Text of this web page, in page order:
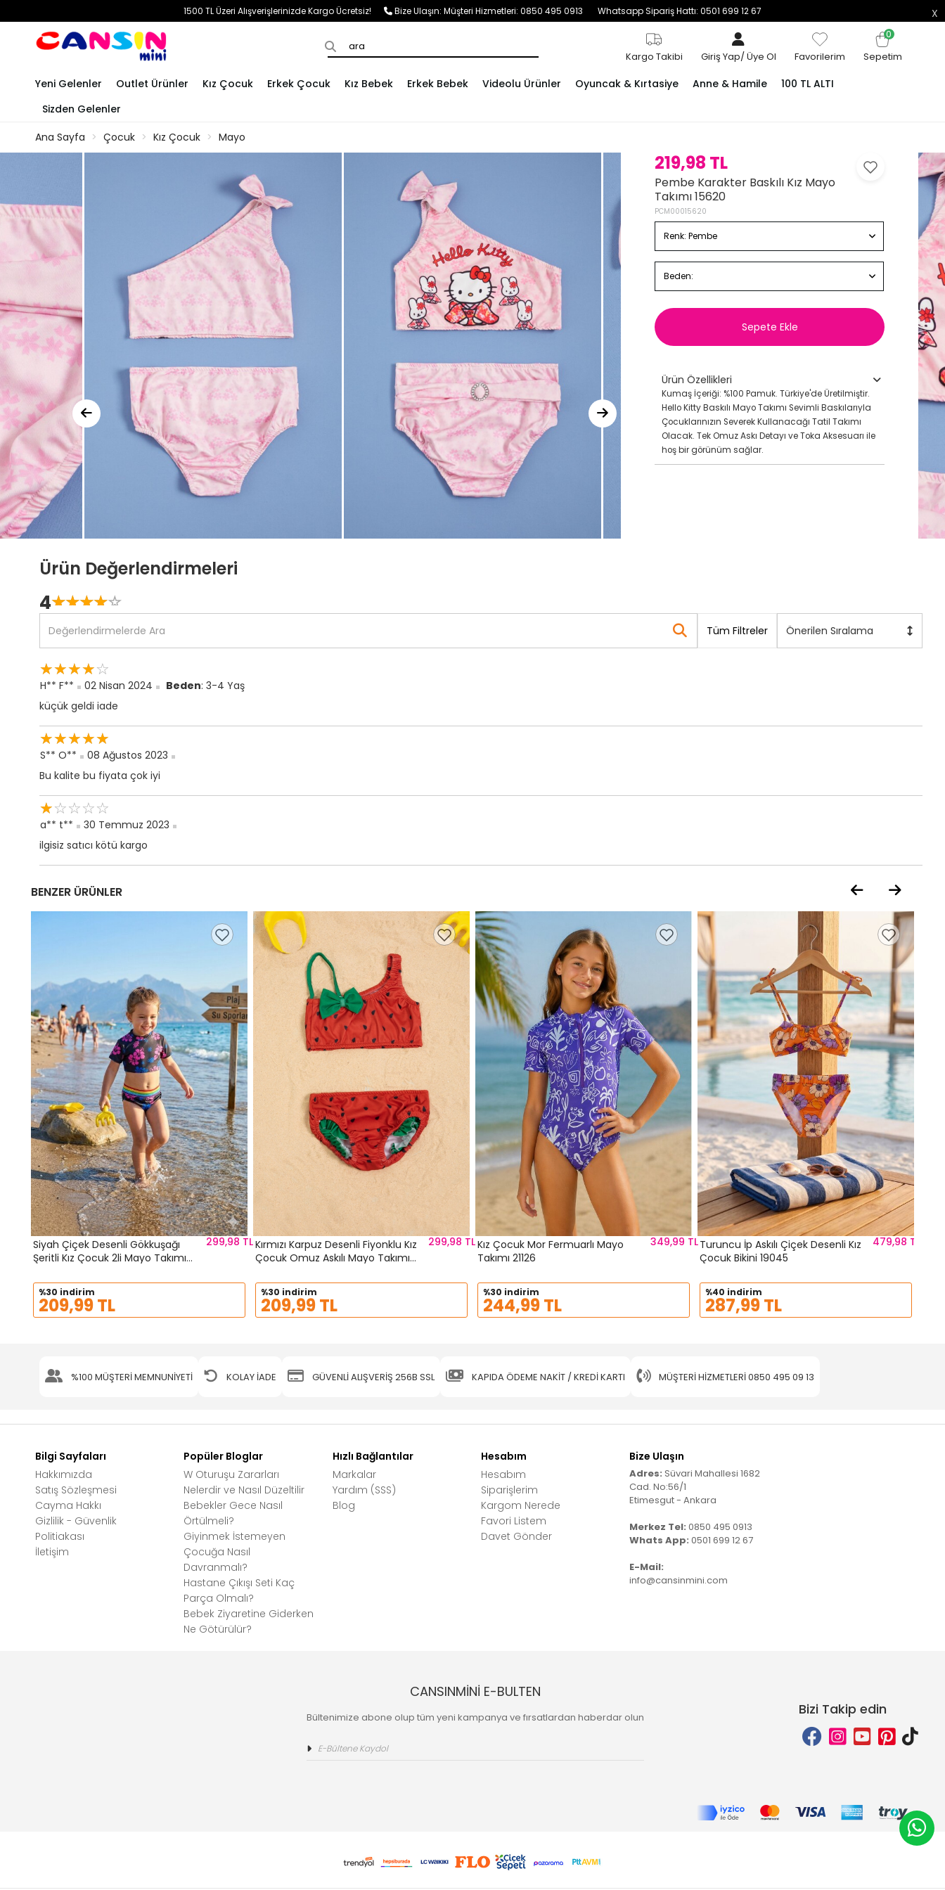
1500 TL Üzeri Alışverişlerinizde Kargo Ücretsiz! Bize Ulaşın: Müşteri Hizmetleri: 0850 495 0913 Whatsapp Sipariş Hattı: 0501 699 12 67
Kargo Takibi Giriş Yap/Üye Ol Favorilerim
0
Sepetim
Yeni Gelenler Outlet Ürünler Kız Çocuk Erkek Çocuk Kız Bebek Erkek Bebek Videolu Ürünler Oyuncak & Kırtasiye Anne & Hamile
100 TL ALTI
Sizden Gelenler
Ana Sayfa
Çocuk Kız Çocuk Mayo
219,98 TL
Pembe Karakter Baskılı Kız Mayo
Takımı 15620
PCM00015620
Renk:Pembe
Beden:
Sepete Ekle
Ürün Özellikleri
Kumaş İçeriği: %100 Pamuk. Türkiye'de Üretilmiştir.
Hello Kitty Baskılı Mayo Takımı Sevimli Baskılarıyla
Çocuklarınızın Severek Kullanacağı Tatil Takımı
Olacak. Tek Omuz Askı Detayı ve Toka Aksesuarı ile
hoş bir görünüm sağlar.
Ürün Değerlendirmeleri
4☆☆☆☆☆
★★★★★
Tüm Filtreler Önerilen Sıralama
☆☆☆☆☆
★★★★★
H** F** 02 Nisan 2024 Beden: 3-4 Yaş
küçük geldi iade
☆☆☆☆☆
★★★★★
S** O**
08 Ağustos 2023
Bu kalite bu fiyata çok iyi
☆☆☆☆☆
★★★★★
a** t**
30 Temmuz 2023
ilgisiz satıcı kötü kargo
BENZER ÜRÜNLER
TL
Siyah Çiçek Desenli Gökkuşağı
Şeritli Kız Çocuk 2li Mayo Takımı
299,98 TL
%30 indirim
209,99 TL
Kırmızı Karpuz Desenli Fiyonklu Kız
Çocuk Omuz Askılı Mayo Takımı
299,98 TL
%30 indirim
209,99 TL
Kız Çocuk Mor Fermuarlı Mayo
Takımı 21126
349,99 TL
%30 indirim
244,99 TL
Turuncu İp Askılı Çiçek Desenli Kız
Çocuk Bikini 19045
479,98 TL
%40 indirim
287,99 TL
%100 MÜŞTERİ MEMNUNİYETİ KOLAY İADE GÜVENLİ ALIŞVERİŞ 256B SSL KAPIDA ÖDEME NAKİT / KREDİ KARTI MÜŞTERI HIZMETLERI0850 495 09 13
Bilgi Sayfaları
Hakkımızda
Satış Sözleşmesi
Cayma Hakkı
Gizlilik - Güvenlik
Politiakası
İletişim
Popüler Bloglar
W Oturuşu Zararları
Nelerdir ve Nasıl Düzeltilir
Bebekler Gece Nasıl
Örtülmeli?
Giyinmek İstemeyen
Çocuğa Nasıl
Davranmalı?
Hastane Çıkışı Seti Kaç
Parça Olmalı?
Bebek Ziyaretine Giderken
Ne Götürülür?
Hızlı Bağlantılar
Markalar
Yardım (SSS)
Blog
Hesabım
Hesabım
Siparişlerim
Kargom Nerede
Favori Listem
Davet Gönder
Bize Ulaşın
Adres: Süvari Mahallesi 1682
Cad. No:56/1
Etimesgut - Ankara
Merkez Tel: 0850 495 0913
Whats App: 0501 699 12 67
E-Mail:
info@cansinmini.com
CANSINMİNİ E-BULTEN
Bültenimize abone olup tüm yeni kampanya ve fırsatlardan haberdar olun Bizi Takip edin